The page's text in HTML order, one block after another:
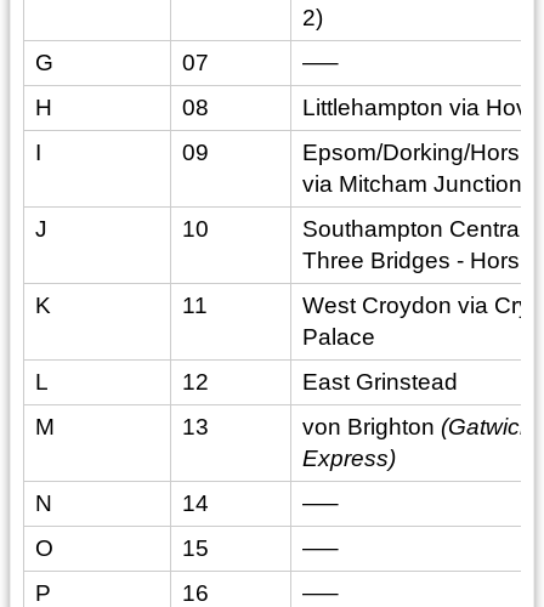
2)
G
07
—–
H
08
Littlehampton via Hove
I
09
Epsom/Dorking/
via Mitcham Junction
J
10
Southampton Central
Three Bridges -
K
11
West Croydon via
Palace
L
12
East Grinstead
M
13 von Brighton(Gatwick
Express)
N
14
—–
O
15
—–
P
16
—–